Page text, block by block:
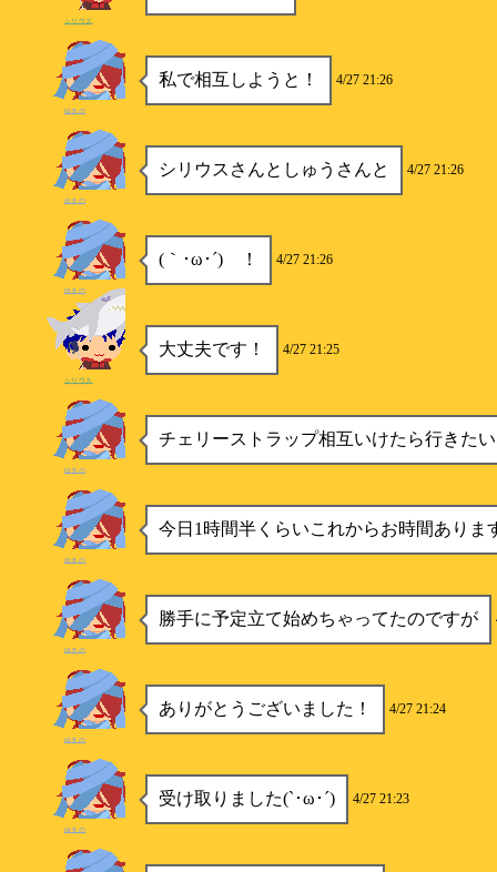
シリウス
私で相互しようと！ 4/27 21:26
ゆきの
シリウスさんとしゅうさんと 4/27 21:26
ゆきの
(｀･ω･´)ゞ！ 4/27 21:26
ゆきの
大丈夫です！ 4/27 21:25
シリウス
チェリーストラップ相互いけたら行きた
ゆきの
今日1時間半くらいこれからお時間ありま
ゆきの
勝手に予定立て始めちゃってたのですが
ゆきの
ありがとうございました！ 4/27 21:24
ゆきの
受け取りました(`･ω･´) 4/27 21:23
ゆきの